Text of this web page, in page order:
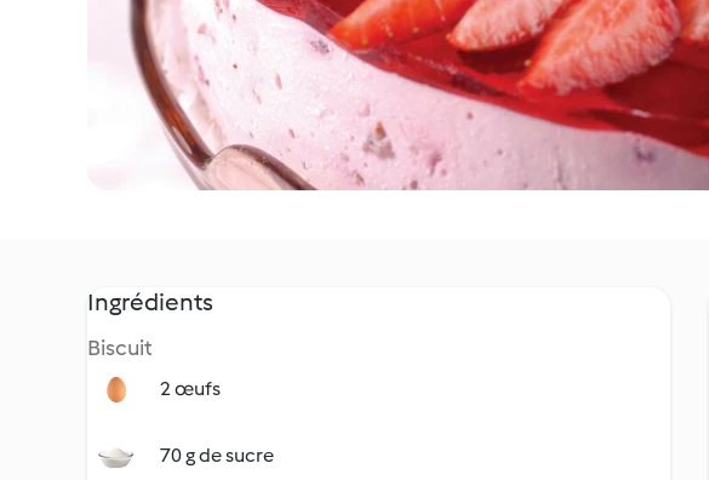
Ingrédients
Biscuit
2 œufs
70 g de sucre